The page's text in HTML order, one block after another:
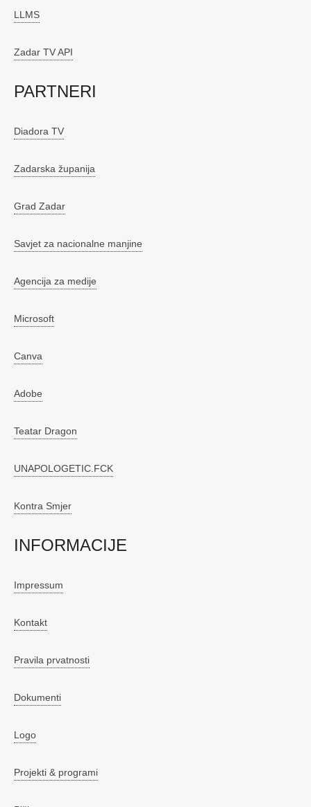
LLMS
Zadar TV API
PARTNERI
Diadora TV
Zadarska županija
Grad Zadar
Savjet za nacionalne manjine
Agencija za medije
Microsoft
Canva
Adobe
Teatar Dragon
UNAPOLOGETIC.FCK
Kontra Smjer
INFORMACIJE
Impressum
Kontakt
Pravila prvatnosti
Dokumenti
Logo
Projekti & programi